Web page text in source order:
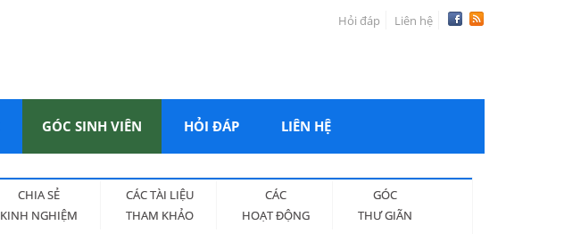
Hỏi đáp Liên hệ
GÓC SINH VIÊN HỎI ĐÁP LIÊN HỆ
CHIA SẺ
KINH NGHIỆM
CÁC TÀI LIỆU
THAM KHẢO
CÁC
HOẠT ĐỘNG
GÓC
THƯ GIÃN